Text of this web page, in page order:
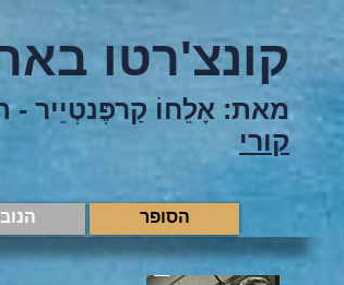
קונצ'רטו
מאת: אָלֵחוֹ קַרפֶּנטְיֵיר -
קורי
הסופר